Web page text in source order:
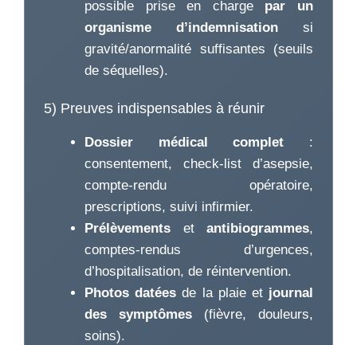
possible prise en charge par un
organisme d’indemnisation si
gravité/anormalité suffisantes (seuils
de séquelles).
5) Preuves indispensables à réunir
Dossier médical complet :
consentement, check-list d’asepsie,
compte-rendu opératoire,
prescriptions, suivi infirmier.
Prélèvements et antibiogrammes,
comptes-rendus d’urgences,
d’hospitalisation, de réintervention.
Photos datées de la plaie et journal
des symptômes (fièvre, douleurs,
soins).